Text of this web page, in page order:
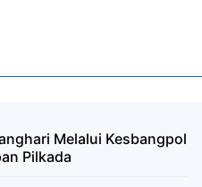
Melalui Kesbangpol
Pilkada